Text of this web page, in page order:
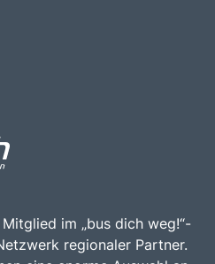
im „bus dich weg!“-
regionaler Partner.